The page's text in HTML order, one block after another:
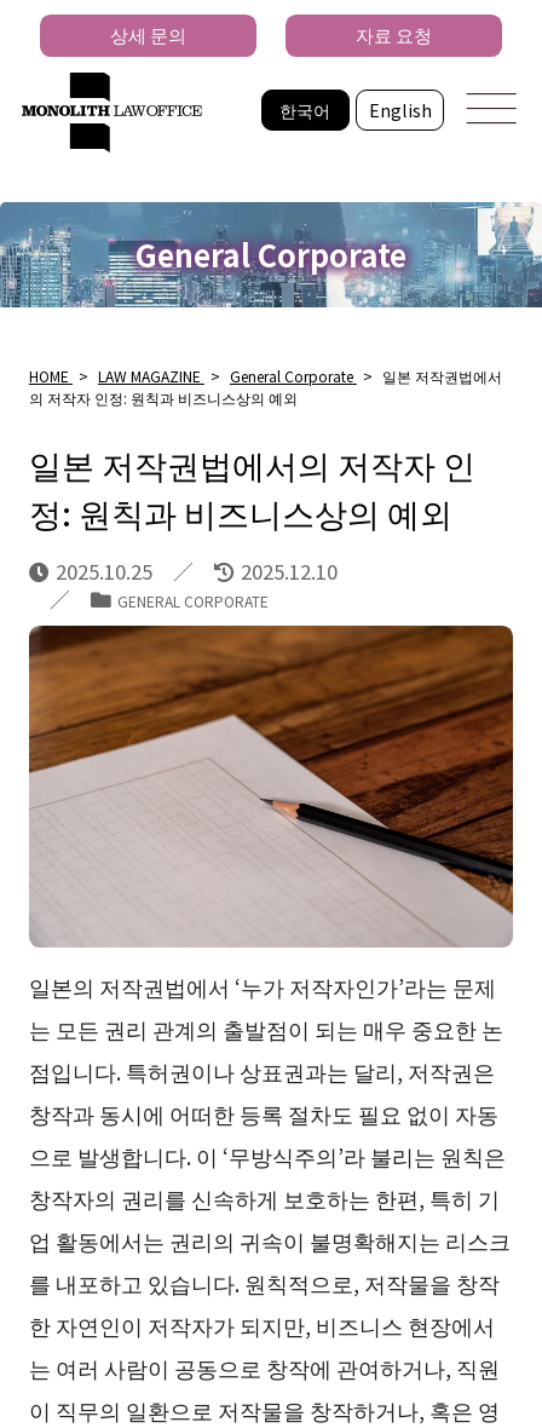
한국어 English
상세 문의 자료 요청
General Corporate
HOME > LAW MAGAZINE > General Corporate > 일본 저작권법에서
의 저작자 인정: 원칙과 비즈니스상의 예외
일본 저작권법에서의 저작자 인
정: 원칙과 비즈니스상의 예외
2025.10.25 2025.12.10
GENERAL CORPORATE
일본의 저작권법에서 ‘누가 저작자인가’라는 문제
는 모든 권리 관계의 출발점이 되는 매우 중요한 논
점입니다. 특허권이나 상표권과는 달리, 저작권은
창작과 동시에 어떠한 등록 절차도 필요 없이 자동
으로 발생합니다. 이 ‘무방식주의’라 불리는 원칙은
창작자의 권리를 신속하게 보호하는 한편, 특히 기
업 활동에서는 권리의 귀속이 불명확해지는 리스크
를 내포하고 있습니다. 원칙적으로, 저작물을 창작
한 자연인이 저작자가 되지만, 비즈니스 현장에서
는 여러 사람이 공동으로 창작에 관여하거나, 직원
이 직무의 일환으로 저작물을 창작하거나, 혹은 영